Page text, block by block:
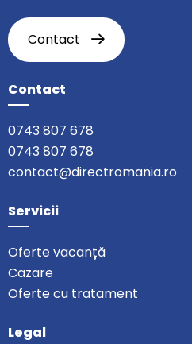
Contact
Contact
0743 807 678
0743 807 678
contact@directromania.ro
Servicii
Oferte vacanță
Cazare
Oferte cu tratament
Legal